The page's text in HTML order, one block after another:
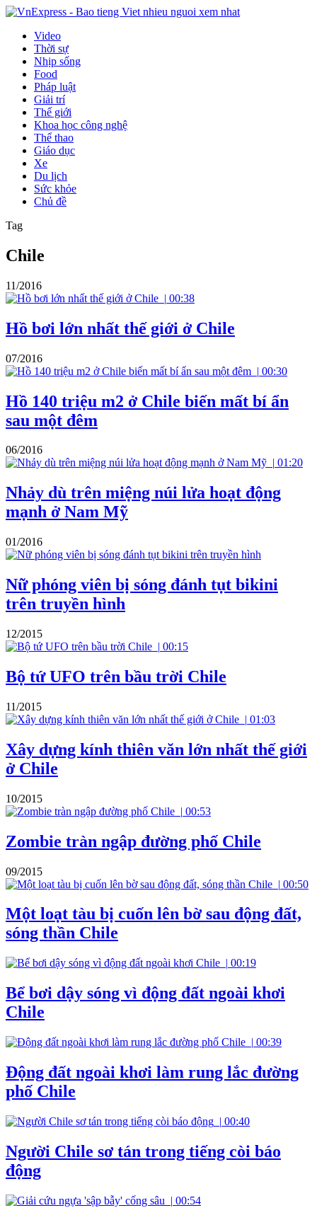
Video
Thời sự
Nhịp sống
Food
Pháp luật
Giải trí
Thế giới
Khoa học công nghệ
Thể thao
Giáo dục
Xe
Du lịch
Sức khỏe
Chủ đề
Tag
Chile
11/2016
| 00:38
Hồ bơi lớn nhất thế giới ở Chile
07/2016
| 00:30
Hồ 140 triệu m2 ở Chile biến mất bí ẩn
sau một đêm
06/2016
| 01:20
Nhảy dù trên miệng núi lửa hoạt động
mạnh ở Nam Mỹ
01/2016
Nữ phóng viên bị sóng đánh tụt bikini
trên truyền hình
12/2015
| 00:15
Bộ tứ UFO trên bầu trời Chile
11/2015
| 01:03
Xây dựng kính thiên văn lớn nhất thế giới
ở Chile
10/2015
| 00:53
Zombie tràn ngập đường phố Chile
09/2015
| 00:50
Một loạt tàu bị cuốn lên bờ sau động đất,
sóng thần Chile
| 00:19
Bể bơi dậy sóng vì động đất ngoài khơi
Chile
| 00:39
Động đất ngoài khơi làm rung lắc đường
phố Chile
| 00:40
Người Chile sơ tán trong tiếng còi báo
động
| 00:54